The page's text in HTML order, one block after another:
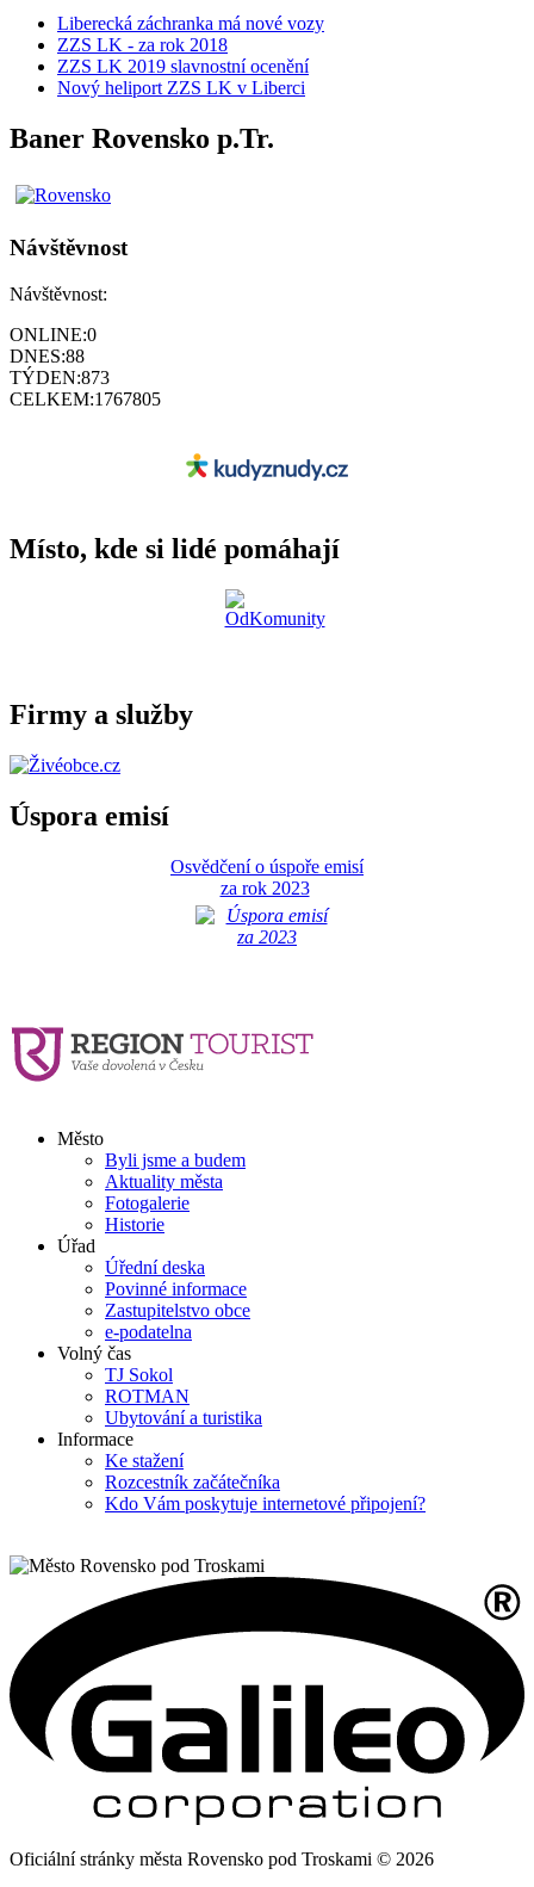
Liberecká záchranka má nové vozy
ZZS LK - za rok 2018
ZZS LK 2019 slavnostní ocenění
Nový heliport ZZS LK v Liberci
Baner Rovensko p.Tr.
Návštěvnost
Návštěvnost:
ONLINE:0
DNES:88
TÝDEN:873
CELKEM:1767805
Místo, kde si lidé pomáhají
Firmy a služby
Úspora emisí
Osvědčení o úspoře emisí
za rok 2023
Město
Byli jsme a budem
Aktuality města
Fotogalerie
Historie
Úřad
Úřední deska
Povinné informace
Zastupitelstvo obce
e-podatelna
Volný čas
TJ Sokol
ROTMAN
Ubytování a turistika
Informace
Ke stažení
Rozcestník začátečníka
Kdo Vám poskytuje internetové připojení?
Oficiální stránky města Rovensko pod Troskami © 2026